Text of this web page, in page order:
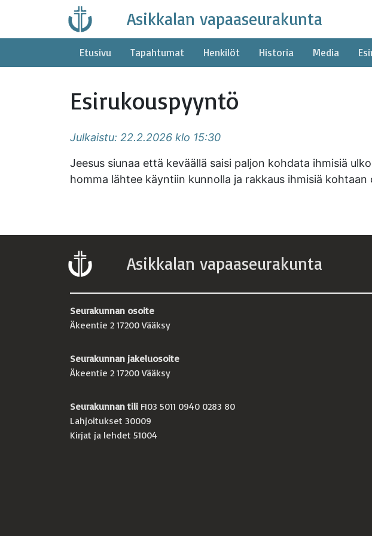
content
Asikkalan vapaaseurakunta
Etusivu Tapahtumat Henkilöt Historia Media
Esirukouspyyntö
Julkaistu: 22.2.2026 klo 15:30
Jeesus siunaa että keväällä saisi paljon kohdata ihmisiä
homma lähtee käyntiin kunnolla ja rakkaus ihmisiä kohtaan
Asikkalan vapaaseurakunta
Seurakunnan osoite
Äkeentie 2 17200 Vääksy
Seurakunnan jakeluosoite
Äkeentie 2 17200 Vääksy
Seurakunnan tili FI03 5011 0940 0283 80
Lahjoitukset 30009
Kirjat ja lehdet 51004